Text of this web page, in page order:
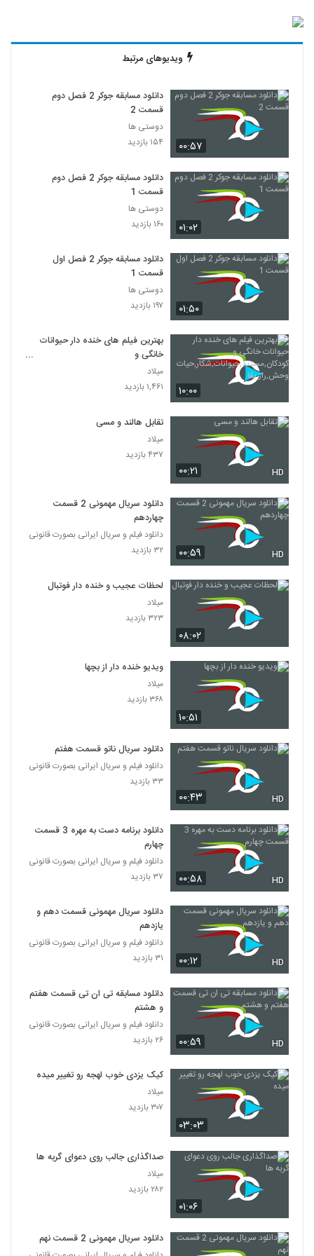
ویدیوهای مرتبط
۰۰:۵۷
دانلود مسابقه جوکر 2 فصل دوم
قسمت 2
دوستی ها
۱۵۴ بازدید
۰۱:۰۲
دانلود مسابقه جوکر 2 فصل دوم
قسمت 1
دوستی ها
۱۶۰ بازدید
۰۱:۵۰
دانلود مسابقه جوکر 2 فصل اول
قسمت 1
دوستی ها
۱۹۷ بازدید
۱۰:۰۰
بهترین فیلم های خنده دار حیوانات
خانگی و
کودکان,مستند,حیوانات,شکار,حیات
وحش,راز بقا
میلاد
۱,۴۶۱ بازدید
۰۰:۲۱ HD
تقابل هالند و مسی
میلاد
۴۳۷ بازدید
۰۰:۵۹ HD
دانلود سریال مهمونی 2 قسمت
چهاردهم
دانلود فیلم و سریال ایرانی بصورت قانونی
۳۲ بازدید
۰۸:۰۲
لحظات عجیب و خنده دار فوتبال
میلاد
۳۲۳ بازدید
۱۰:۵۱
ویدیو خنده دار از بچها
میلاد
۳۶۸ بازدید
۰۰:۴۳ HD
دانلود سریال ناتو قسمت هفتم
دانلود فیلم و سریال ایرانی بصورت قانونی
۳۳ بازدید
۰۰:۵۸ HD
دانلود برنامه دست به مهره 3 قسمت
چهارم
دانلود فیلم و سریال ایرانی بصورت قانونی
۳۷ بازدید
۰۰:۱۲ HD
دانلود سریال مهمونی قسمت دهم و
یازدهم
دانلود فیلم و سریال ایرانی بصورت قانونی
۳۱ بازدید
۰۰:۵۹ HD
دانلود مسابقه تی ان تی قسمت هفتم
و هشتم
دانلود فیلم و سریال ایرانی بصورت قانونی
۲۶ بازدید
۰۳:۰۳
کیک یزدی خوب لهجه رو تغییر میده
میلاد
۳۰۷ بازدید
۰۱:۰۶
صداگذاری جالب روی دعوای گربه ها
میلاد
۲۸۲ بازدید
دانلود سریال مهمونی 2 قسمت نهم